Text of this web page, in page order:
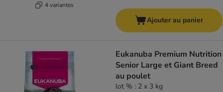
4 variantes
Ajouter au panier
Eukanuba Premium Nutrition
Senior Large et Giant Breed
au poulet
lot % : 2 x 3 kg